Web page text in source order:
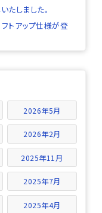
たしました。
フトアップ仕様が登
2026年5月
2026年2月
2025年11月
2025年7月
2025年4月